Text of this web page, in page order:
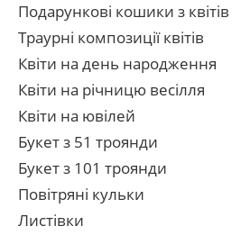
Подарункові кошики з квітів
Траурні композиції квітів
Квіти на день народження
Квіти на річницю весілля
Квіти на ювілей
Букет з 51 троянди
Букет з 101 троянди
Повітряні кульки
Листівки